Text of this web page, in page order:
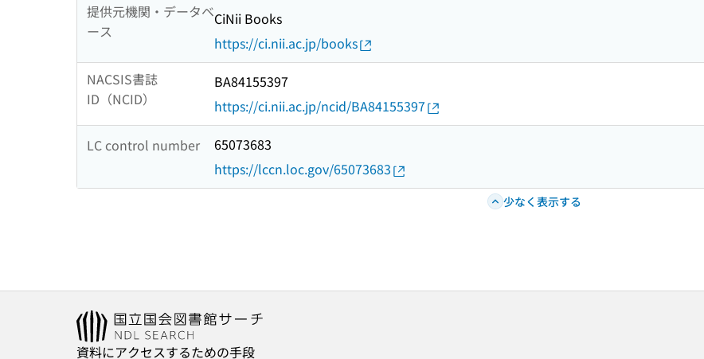
提供元機関・データベ
ース
CiNii Books
https://ci.nii.ac.jp/books
NACSIS書誌
ID（NCID）
BA84155397
https://ci.nii.ac.jp/ncid/BA84155397
LC control number
65073683
https://lccn.loc.gov/65073683
少なく表示する
資料にアクセスするための手段